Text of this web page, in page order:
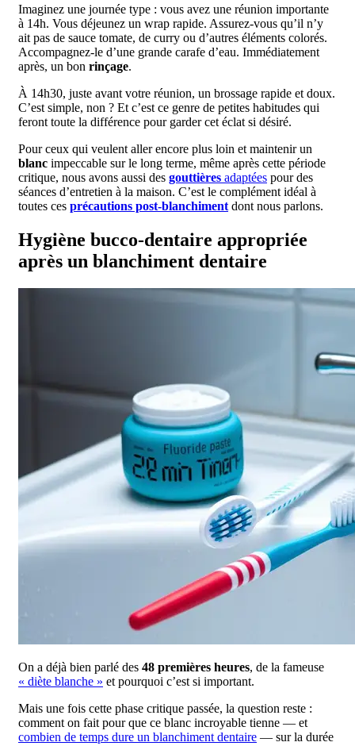
Imaginez une journée type : vous avez une réunion importante
à 14h. Vous déjeunez un wrap rapide. Assurez-vous qu’il n’y
ait pas de sauce tomate, de curry ou d’autres éléments colorés.
Accompagnez-le d’une grande carafe d’eau. Immédiatement
après, un bon rinçage.
À 14h30, juste avant votre réunion, un brossage rapide et doux.
C’est simple, non ? Et c’est ce genre de petites habitudes qui
feront toute la différence pour garder cet éclat si désiré.
Pour ceux qui veulent aller encore plus loin et maintenir un
blanc impeccable sur le long terme, même après cette période
critique, nous avons aussi des gouttières adaptées pour des
séances d’entretien à la maison. C’est le complément idéal à
toutes ces précautions post-blanchimentdont nous parlons.
Hygiène bucco-dentaire appropriée
après un blanchiment dentaire
On a déjà bien parlé des 48 premières heures, de la fameuse
« diète blanche » et pourquoi c’est si important.
Mais une fois cette phase critique passée, la question reste :
comment on fait pour que ce blanc incroyable tienne — et
combien de temps dure un blanchiment dentaire — sur la durée